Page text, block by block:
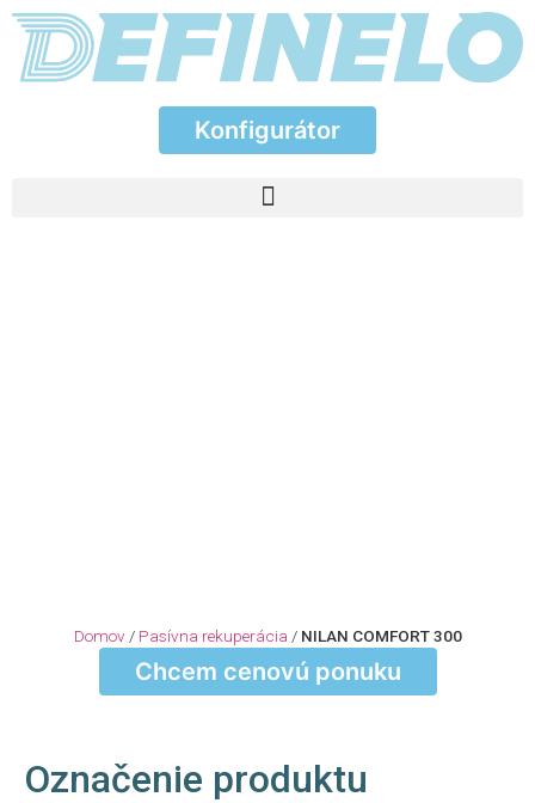
Konfigurátor
Domov / Pasívna rekuperácia / NILAN COMFORT 300
Chcem cenovú ponuku
Označenie produktu